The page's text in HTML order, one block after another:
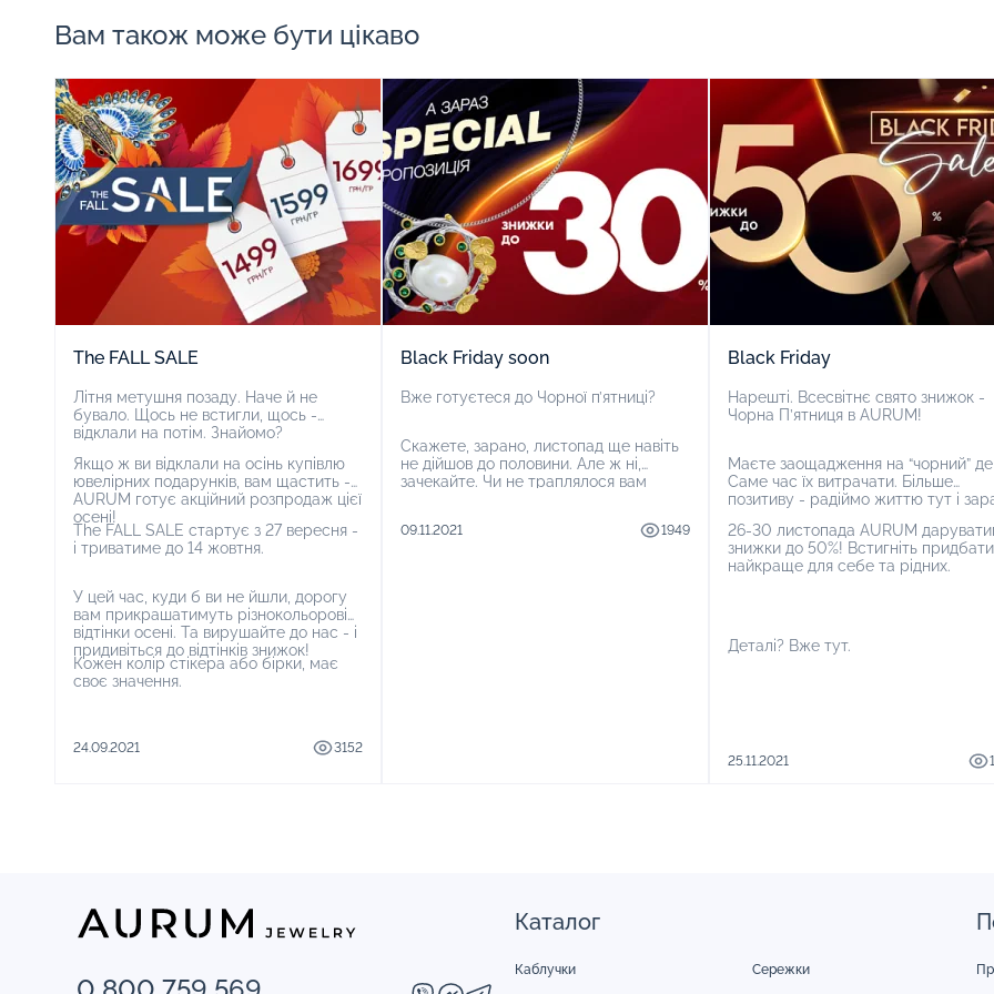
Вам також може бути цікаво
The FALL SALE
Літня метушня позаду. Наче й не
бувало. Щось не встигли, щось -
відклали на потім. Знайомо?
Якщо ж ви відклали на осінь купівлю
ювелірних подарунків, вам щастить -
AURUM готує акційний розпродаж цієї
осені!
The FALL SALE стартує з 27 вересня -
і триватиме до 14 жовтня.
У цей час, куди б ви не йшли, дорогу
вам прикрашатимуть різнокольорові
відтінки осені. Та вирушайте до нас - і
придивіться до відтінків знижок!
Кожен колір стікера або бірки, має
своє значення.
24.09.2021 3152
Black Friday soon
Вже готуєтеся до Чорної п’ятниці?
Скажете, зарано, листопад ще навіть
не дійшов до половини. Але ж ні,
зачекайте. Чи не траплялося вам
минає надто швидко. AURUM не
09.11.2021 1949
Black Friday
Нарешті. Всесвітнє свято знижок -
Чорна П’ятниця в AURUM!
Маєте заощадження на “чорний”
Саме час їх витрачати. Більше
позитиву - радіймо життю тут і
26-30 листопада AURUM
знижки до 50%! Встигніть придбати
найкраще для себе та рідних.
Деталі? Вже тут.
25.11.2021
Каталог
Каблучки Сережки